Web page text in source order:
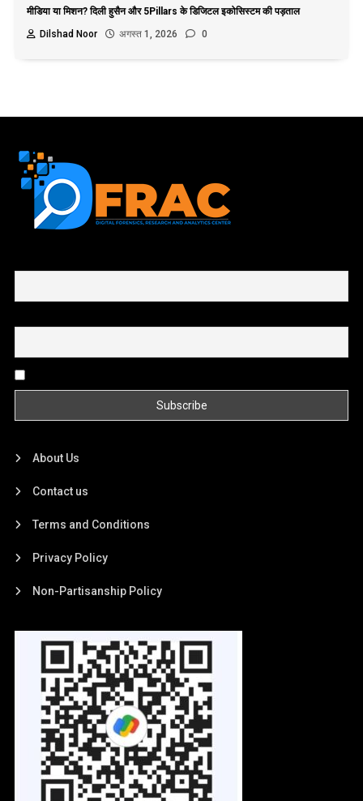
मीडिया या मिशन? दिली हुसैन और 5Pillars के डिजिटल इकोसिस्टम की पड़ताल
Dilshad Noor
अगस्त 1, 2026 0
About Us
Contact us
Terms and Conditions
Privacy Policy
Non-Partisanship Policy